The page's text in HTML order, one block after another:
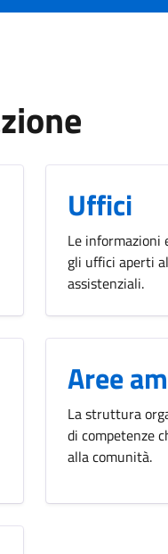
Uffici
Le informazioni
gli uffici aperti
assistenziali.
Aree
La struttura
di competenze
alla comunità.